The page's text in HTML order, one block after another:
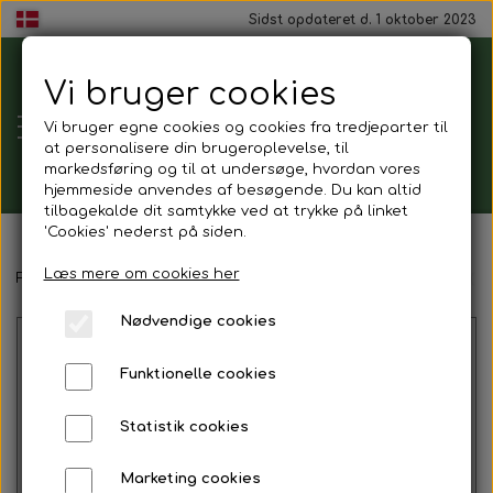
Sidst opdateret d. 1 oktober 2023
Tårnborg
Forsamlingshus
Gavekort
Mad ud af huset
Mindestund
Forside Mad ud af huset Buffet (min. 12 personer)
Vi bruger cookies
Vi bruger egne cookies og cookies fra tredjeparter til
at personalisere din brugeroplevelse, til
markedsføring og til at undersøge, hvordan vores
hjemmeside anvendes af besøgende. Du kan altid
tilbagekalde dit samtykke ved at trykke på linket
'Cookies' nederst på siden.
Læs mere om cookies her
Nødvendige cookies
Funktionelle cookies
Statistik cookies
Marketing cookies